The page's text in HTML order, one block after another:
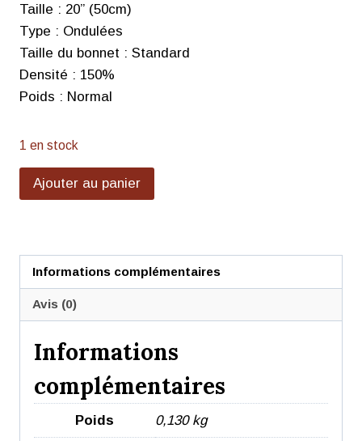
Taille : 20” (50cm)
Type : Ondulées
Taille du bonnet : Standard
Densité : 150%
Poids : Normal
1 en stock
Ajouter au panier
Informations complémentaires
Avis (0)
Informations
complémentaires
Poids 0,130 kg